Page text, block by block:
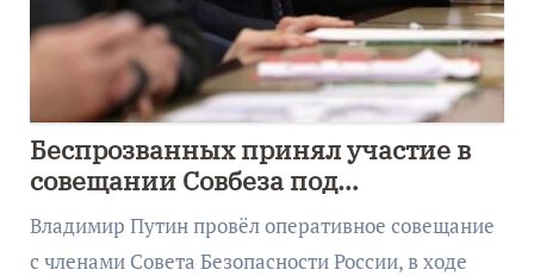
Беспрозванных принял участие в
совещании Совбеза под
руководством Путина
Владимир Путин провёл оперативное совещание
с членами Совета Безопасности России, в ходе